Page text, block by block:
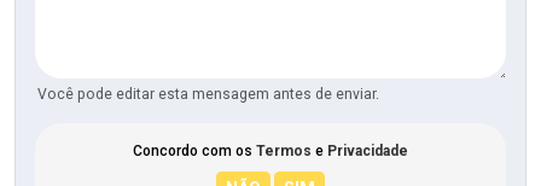
Você pode editar esta mensagem antes de enviar.
Concordo com os Termos e Privacidade